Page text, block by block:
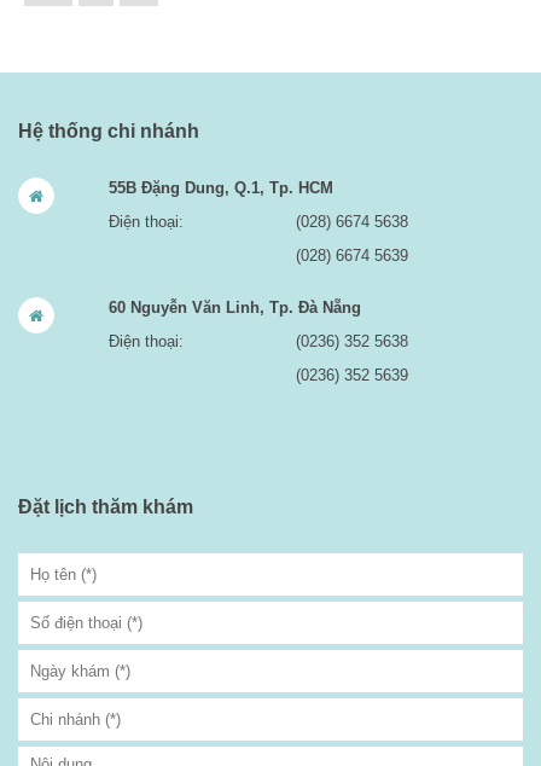
Hệ thống chi nhánh
55B Đặng Dung, Q.1, Tp. HCM
Điện thoại:
(028) 6674 5638
(028) 6674 5639
60 Nguyễn Văn Linh, Tp. Đà Nẵng
Điện thoại:
(0236) 352 5638
(0236) 352 5639
Đặt lịch thăm khám